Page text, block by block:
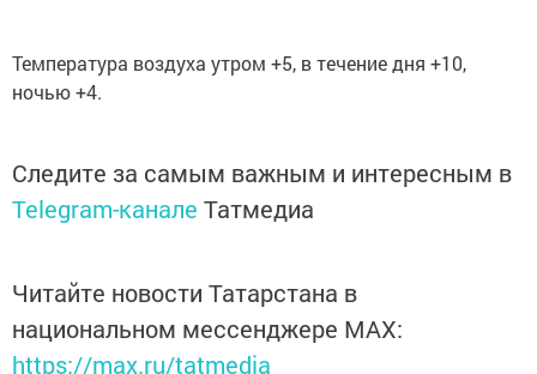
Температура воздуха утром +5, в течение дня +10,
ночью +4.
Следите за самым важным и интересным в
Telegram-канале Татмедиа
Читайте новости Татарстана в
национальном мессенджере MАХ:
https://max.ru/tatmedia